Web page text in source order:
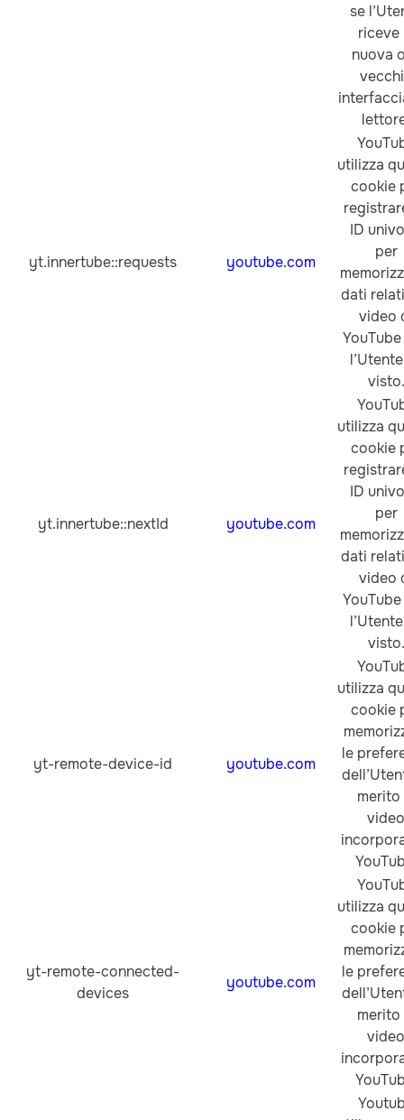
se
riceve
nuova
yt.innertube::requests youtube.com
utilizza
cookie
ID
per
dati
video
visto.
yt.innertube::nextId youtube.com
utilizza
cookie
ID
per
dati
video
visto.
yt-remote-device-id youtube.com
utilizza
cookie
le
merito
video
yt-remote-connected-
devices
youtube.com
utilizza
cookie
le
merito
video